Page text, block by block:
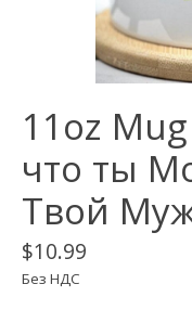
11oz
что ты
Твой
$10.99
Без НДС